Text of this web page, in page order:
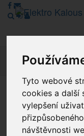
Tyto webové
cookies a další
vylepšení
návštěvnosti
Vážení zákazníci, v
režimu Katalogu.
Děkujeme za